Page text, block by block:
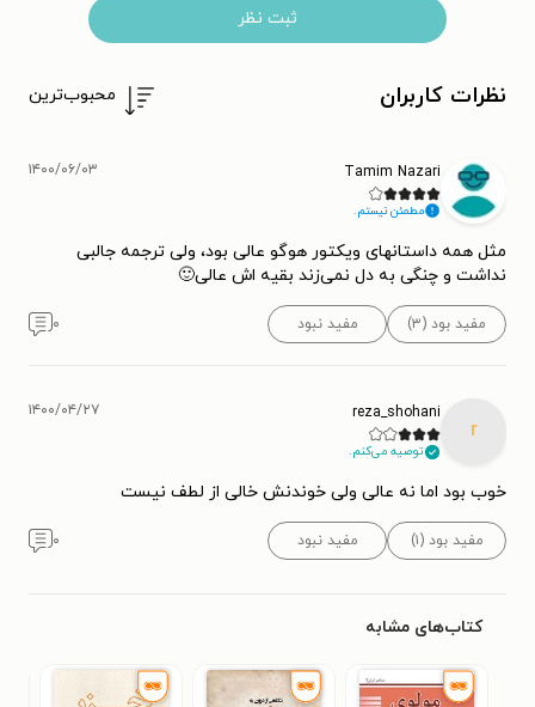
ثبت نظر
نظرات کاربران محبوب‌ترین
Tamim Nazari
مطمئن نیستم.
۱۴۰۰/۰۶/۰۳
مثل همه داستانهای ویکتور هوگو عالی بود، ولی ترجمه جالبی
نداشت و چنگی به دل نمی‌زند بقیه اش عالی🙂
مفید بود (۳) مفید نبود ۰
r
reza_shohani
توصیه می‌کنم.
۱۴۰۰/۰۴/۲۷
خوب بود اما نه عالی ولی خوندنش خالی از لطف نیست
مفید بود (۱) مفید نبود ۰
کتاب‌های مشابه